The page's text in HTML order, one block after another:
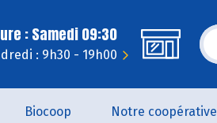
: Samedi 09:30
: 9h30 - 19h00
Biocoop Notre coopérative